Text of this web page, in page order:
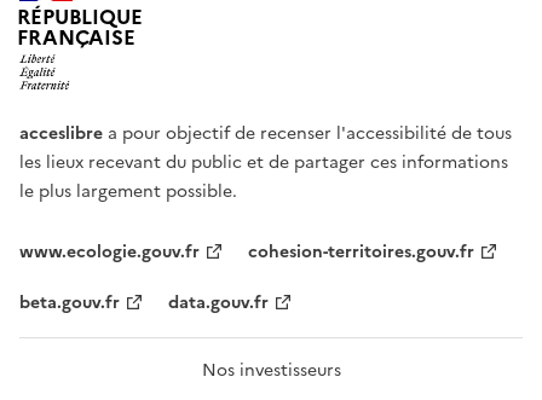
RÉPUBLIQUE
FRANÇAISE
acceslibre a pour objectif de recenser l'accessibilité de tous
les lieux recevant du public et de partager ces informations
le plus largement possible.
www.ecologie.gouv.fr
cohesion-territoires.gouv.fr
beta.gouv.fr
data.gouv.fr
Nos investisseurs